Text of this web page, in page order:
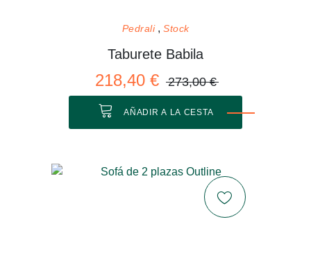
Pedrali Stock
Taburete Babila
218,40 € 273,00 €
AÑADIR A LA CESTA